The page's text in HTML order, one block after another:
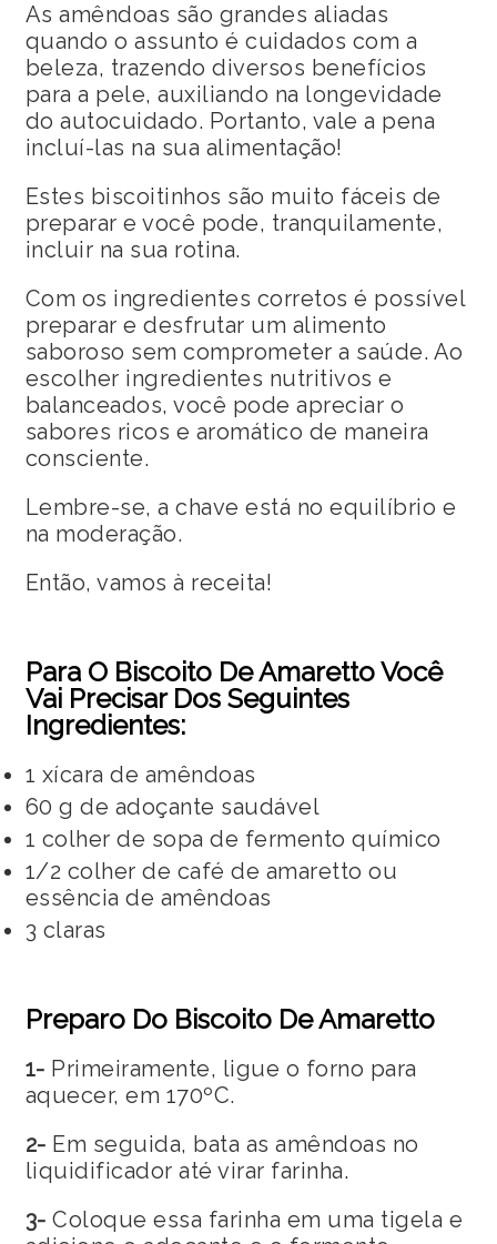
As amêndoas são grandes aliadas
quando o assunto é cuidados com a
beleza, trazendo diversos benefícios
para a pele, auxiliando na longevidade
do autocuidado. Portanto, vale a pena
incluí-las na sua alimentação!
Estes biscoitinhos são muito fáceis de
preparar e você pode, tranquilamente,
incluir na sua rotina.
Com os ingredientes corretos é possível
preparar e desfrutar um alimento
saboroso sem comprometer a saúde. Ao
escolher ingredientes nutritivos e
balanceados, você pode apreciar o
sabores ricos e aromático de maneira
consciente.
Lembre-se, a chave está no equilíbrio e
na moderação.
Então, vamos à receita!
Para O Biscoito De Amaretto Você
Vai Precisar Dos Seguintes
Ingredientes:
1 xícara de amêndoas
60 g de adoçante saudável
1 colher de sopa de fermento químico
1/2 colher de café de amaretto ou
essência de amêndoas
3 claras
Preparo Do Biscoito De Amaretto
1- Primeiramente, ligue o forno para
aquecer, em 170ºC.
2- Em seguida, bata as amêndoas no
liquidificador até virar farinha.
3- Coloque essa farinha em uma tigela e